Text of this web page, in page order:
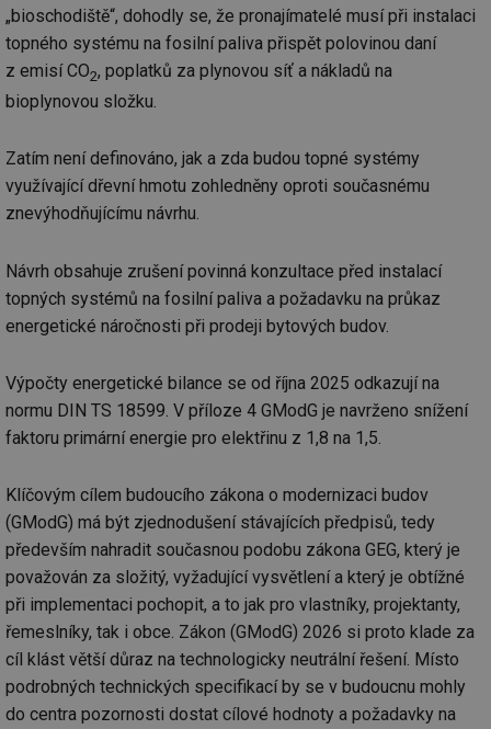
„bioschodiště“, dohodly se, že pronajímatelé musí při instalaci
topného systému na fosilní paliva přispět polovinou daní
z emisí CO2, poplatků za plynovou síť a nákladů na
bioplynovou složku.
Zatím není definováno, jak a zda budou topné systémy
využívající dřevní hmotu zohledněny oproti současnému
znevýhodňujícímu návrhu.
Návrh obsahuje zrušení povinná konzultace před instalací
topných systémů na fosilní paliva a požadavku na průkaz
energetické náročnosti při prodeji bytových budov.
Výpočty energetické bilance se od října 2025 odkazují na
normu DIN TS 18599. V příloze 4 GModG je navrženo snížení
faktoru primární energie pro elektřinu z 1,8 na 1,5.
Klíčovým cílem budoucího zákona o modernizaci budov
(GModG) má být zjednodušení stávajících předpisů, tedy
především nahradit současnou podobu zákona GEG, který je
považován za složitý, vyžadující vysvětlení a který je obtížné
při implementaci pochopit, a to jak pro vlastníky, projektanty,
řemeslníky, tak i obce. Zákon (GModG) 2026 si proto klade za
cíl klást větší důraz na technologicky neutrální řešení. Místo
podrobných technických specifikací by se v budoucnu mohly
do centra pozornosti dostat cílové hodnoty a požadavky na